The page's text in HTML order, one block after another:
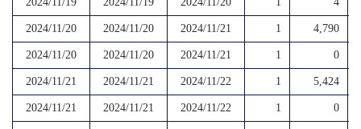
2024/11/20 2024/11/20 2024/11/21 1 4,790
2024/11/20 2024/11/20 2024/11/21 1 0
2024/11/21 2024/11/21 2024/11/22 1 5,424
2024/11/21 2024/11/21 2024/11/22 1 0